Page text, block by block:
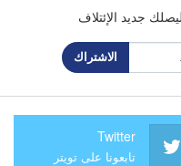
جديد الإئتلاف
الاشتراك
Twitter
تابعونا على تويتر